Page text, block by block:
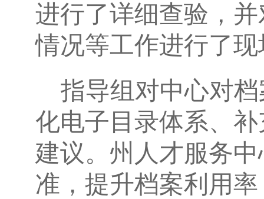
进行了详细查验，
情况等工作进行了
指导组对中心对
化电子目录体系、
建议。州人才服务
准，提升档案利用